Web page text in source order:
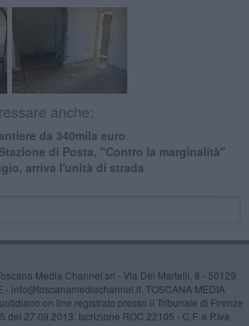
anche:
da 340mila euro
di Posta, "Contro la marginalità"
arriva l'unità di strada
Media Channel srl - Via Dei Martelli, 8 - 50129
- info@toscanamediachannel.it. TOSCANA MEDIA
on line registrato presso il Tribunale di Firenze
del 27.09.2013. Iscrizione ROC 22105 - C.F. e P.Iva